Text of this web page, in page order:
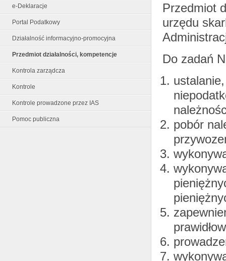
e-Deklaracje
Portal Podatkowy
Działalność informacyjno-promocyjna
Przedmiot działalności, kompetencje
Kontrola zarządcza
Kontrole
Kontrole prowadzone przez IAS
Pomoc publiczna
Przedmiot
urzędu
Do zadań
pobór